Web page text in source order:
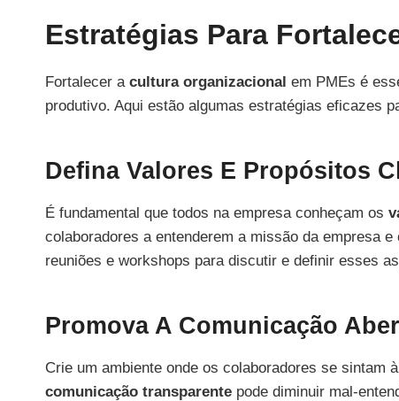
Estratégias Para
Fortalecer a cultura organizacional em PMEs é
produtivo. Aqui estão algumas estratégias eficazes
Defina Valores E Propósitos
É fundamental que todos na empresa conheçam os
colaboradores a entenderem a missão da empresa
reuniões e workshops para discutir e definir esses
Promova A Comunicação
Crie um ambiente onde os colaboradores se sintam
comunicação transparente pode diminuir mal-